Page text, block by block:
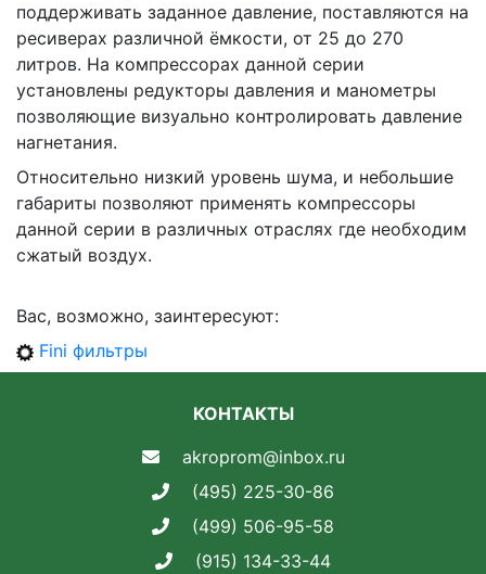
поддерживать заданное давление, поставляются на
ресиверах различной ёмкости, от 25 до 270
литров. На компрессорах данной серии
установлены редукторы давления и манометры
позволяющие визуально контролировать давление
нагнетания.
Относительно низкий уровень шума, и небольшие
габариты позволяют применять компрессоры
данной серии в различных отраслях где необходим
сжатый воздух.
Вас, возможно, заинтересуют:
Fini фильтры
КОНТАКТЫ
akroprom@inbox.ru
(495) 225-30-86
(499) 506-95-58
(915) 134-33-44